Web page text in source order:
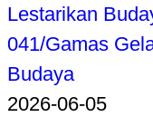
Lestarikan
041/Gamas
Budaya
2026-06-05